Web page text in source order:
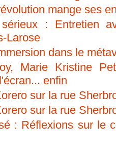
mange ses
: Entretien
Larose
dans le
Marie Kristine
enfin
sur la rue
sur la rue
: Réflexions sur le